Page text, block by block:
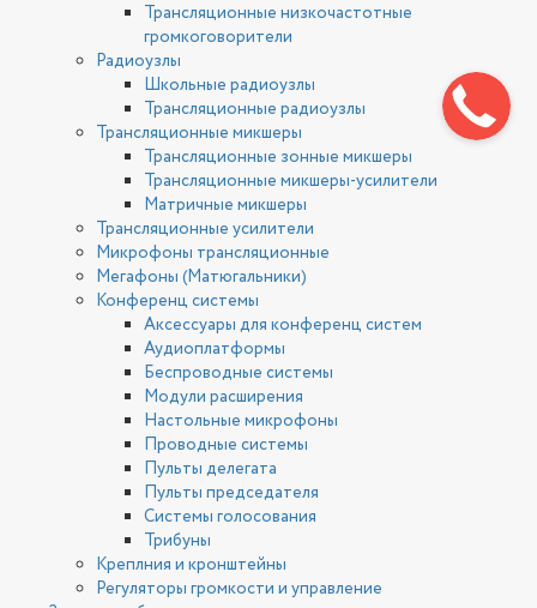
Трансляционные низкочастотные
громкоговорители
Радиоузлы
Школьные радиоузлы
Трансляционные радиоузлы
Трансляционные микшеры
Трансляционные зонные микшеры
Трансляционные микшеры-усилители
Матричные микшеры
Трансляционные усилители
Микрофоны трансляционные
Мегафоны (Матюгальники)
Конференц системы
Аксессуары для конференц систем
Аудиоплатформы
Беспроводные системы
Модули расширения
Настольные микрофоны
Проводные системы
Пульты делегата
Пульты председателя
Системы голосования
Трибуны
Креплния и кронштейны
Регуляторы громкости и управление